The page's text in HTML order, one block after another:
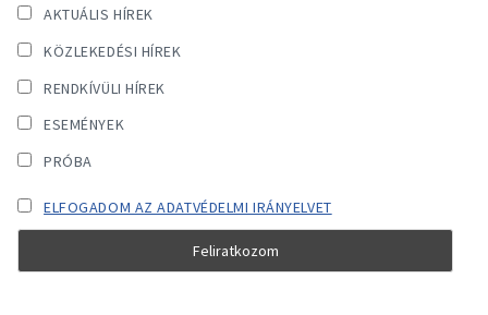
AKTUÁLIS HÍREK
KÖZLEKEDÉSI HÍREK
RENDKÍVÜLI HÍREK
ESEMÉNYEK
PRÓBA
ELFOGADOM AZ ADATVÉDELMI IRÁNYELVET